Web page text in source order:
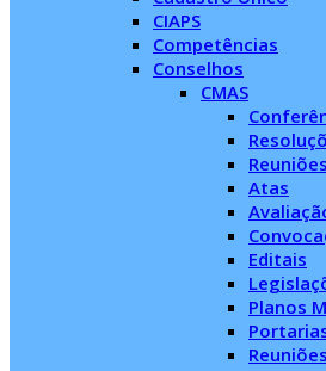
CIAPS
Competências
Conselhos
CMAS
Atas
Editais
Planos